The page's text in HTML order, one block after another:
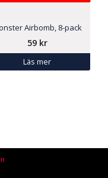
Airbomb, 8-pack
59 kr
Läs mer